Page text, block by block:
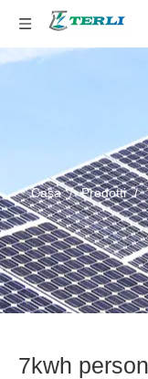
Casa / Prodotti /
7kwh